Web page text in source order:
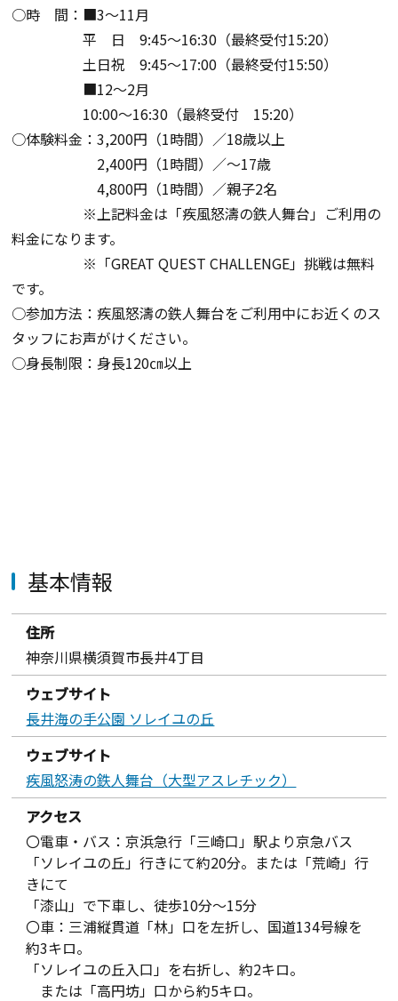
○時 間：■3～11月
平 日 9:45～16:30（最終受付15:20）
土日祝 9:45～17:00（最終受付15:50）
■12～2月
10:00～16:30（最終受付 15:20）
○体験料金：3,200円（1時間）／18歳以上
2,400円（1時間）／～17歳
4,800円（1時間）／親子2名
※上記料金は「疾風怒濤の鉄人舞台」ご利用の
料金になります。
※「GREAT QUEST CHALLENGE」挑戦は無料
です。
○参加方法：疾風怒濤の鉄人舞台をご利用中にお近くのス
タッフにお声がけください。
○身長制限：身長120㎝以上
基本情報
住所
神奈川県横須賀市長井4丁目
ウェブサイト
長井海の手公園 ソレイユの丘
ウェブサイト
疾風怒涛の鉄人舞台（大型アスレチック）
アクセス
〇電車・バス：京浜急行「三崎口」駅より京急バス
「ソレイユの丘」行きにて約20分。または「荒崎」行
きにて
「漆山」で下車し、徒歩10分～15分
〇車：三浦縦貫道「林」口を左折し、国道134号線を
約3キロ。
「ソレイユの丘入口」を右折し、約2キロ。
または「高円坊」口から約5キロ。